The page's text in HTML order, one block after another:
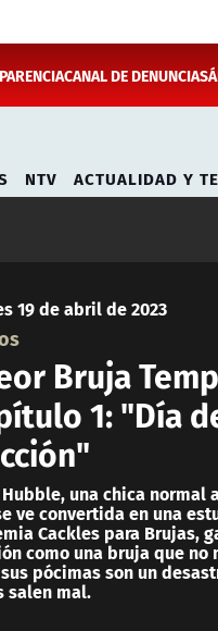
CANAL DE DENUNCIAS
NTV ACTUALIDAD Y
19 de abril de 2023
Bruja
1: "Día
una chica normal
ve convertida en una
Cackles para Brujas,
como una bruja que no
pócimas son un
salen mal.